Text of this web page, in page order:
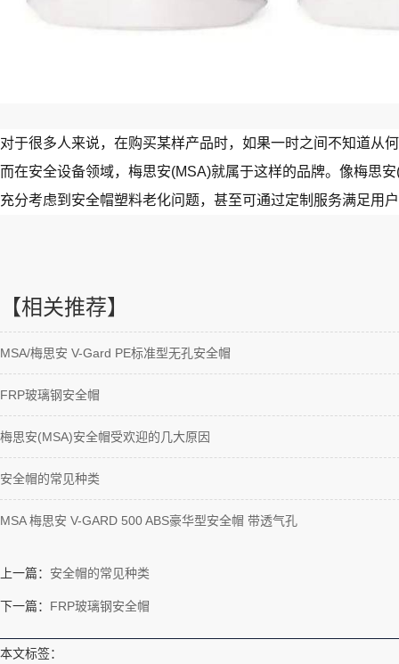
对于很多人来说，在购买某样产品时，如果一时之间不知道从
而在安全设备领域，梅思安(MSA)就属于这样的品牌。像梅思
充分考虑到安全帽塑料老化问题，甚至可通过定制服务满足用
【相关推荐】
MSA/梅思安 V-Gard PE标准型无孔安全帽
FRP玻璃钢安全帽
梅思安(MSA)安全帽受欢迎的几大原因
安全帽的常见种类
MSA 梅思安 V-GARD 500 ABS豪华型安全帽 带透气孔
上一篇： 安全帽的常见种类
下一篇： FRP玻璃钢安全帽
本文标签：